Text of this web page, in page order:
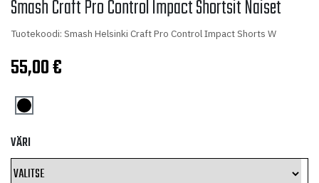
Smash Craft Pro Control Impact Shortsit Naiset
Tuotekoodi: Smash Helsinki Craft Pro Control Impact Shorts W
55,00€
VÄRI